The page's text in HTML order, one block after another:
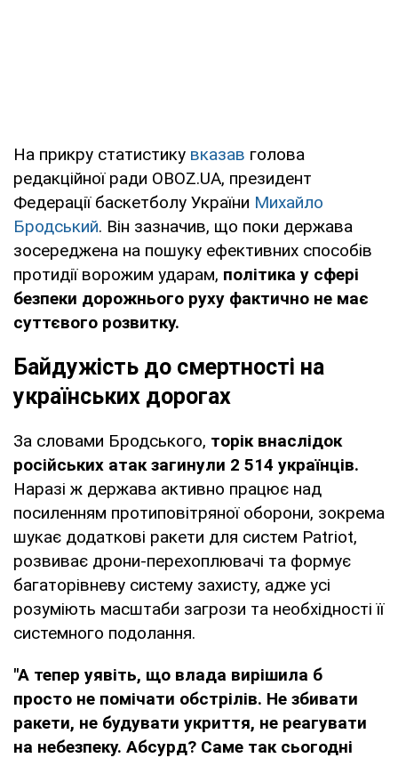
На прикру статистику вказав голова
редакційної ради OBOZ.UA, президент
Федерації баскетболу України Михайло
Бродський. Він зазначив, що поки держава
зосереджена на пошуку ефективних способів
протидії ворожим ударам, політика у сфері
безпеки дорожнього руху фактично не має
суттєвого розвитку.
Байдужість до смертності на
українських дорогах
За словами Бродського, торік внаслідок
російських атак загинули 2 514 українців.
Наразі ж держава активно працює над
посиленням протиповітряної оборони, зокрема
шукає додаткові ракети для систем Patriot,
розвиває дрони-перехоплювачі та формує
багаторівневу систему захисту, адже усі
розуміють масштаби загрози та необхідності її
системного подолання.
"А тепер уявіть, що влада вирішила б
просто не помічати обстрілів. Не збивати
ракети, не будувати укриття, не реагувати
на небезпеку. Абсурд? Саме так сьогодні